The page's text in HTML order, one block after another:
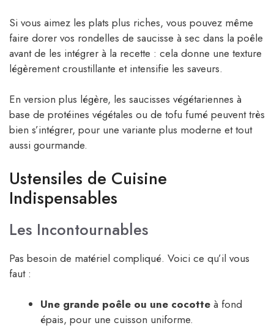
Si vous aimez les plats plus riches, vous pouvez même
faire dorer vos rondelles de saucisse à sec dans la poêle
avant de les intégrer à la recette : cela donne une texture
légèrement croustillante et intensifie les saveurs.
En version plus légère, les saucisses végétariennes à
base de protéines végétales ou de tofu fumé peuvent très
bien s’intégrer, pour une variante plus moderne et tout
aussi gourmande.
Ustensiles de Cuisine
Indispensables
Les Incontournables
Pas besoin de matériel compliqué. Voici ce qu’il vous
faut :
Une grande poêle ou une cocotte à fond
épais, pour une cuisson uniforme.